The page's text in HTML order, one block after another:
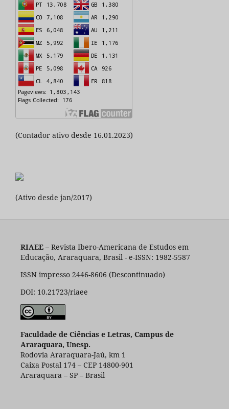
(Contador ativo desde 16.01.2023)
(Ativo desde jan/2017)
RIAEE– Revista Ibero-Americana de Estudos em
Educação, Araraquara, Brasil - e-ISSN: 1982-5587
ISSN impresso 2446-8606 (Descontinuado)
DOI: 10.21723/riaee
Faculdade de Ciências e Letras, Campus de
Araraquara, Unesp.
Rodovia Araraquara-Jaú, km 1
Caixa Postal 174 – CEP 14800-901
Araraquara – SP – Brasil